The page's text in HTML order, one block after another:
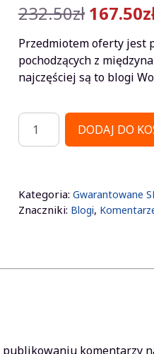
232.50zł
cena
167.50
Przedmiotem oferty jest
pochodzących z
najczęściej są to blogi
ilość
ZWERYFIKOWANE
LINKI
BLOGÓW
pakiet
DODAJ DO
Kategoria: Gwarantowane
Znaczniki: Blogi,
komentarzy